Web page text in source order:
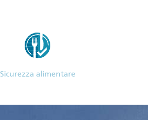
Sicurezza alimentare